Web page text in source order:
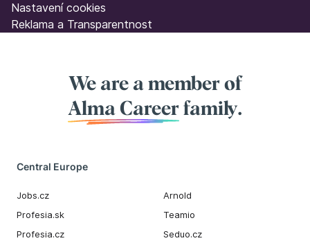
Nastavení cookies
Reklama a Transparentnost
We are a member of
Alma Career family.
Central Europe
Jobs.cz
Profesia.sk
Profesia.cz
Arnold
Teamio
Seduo.cz